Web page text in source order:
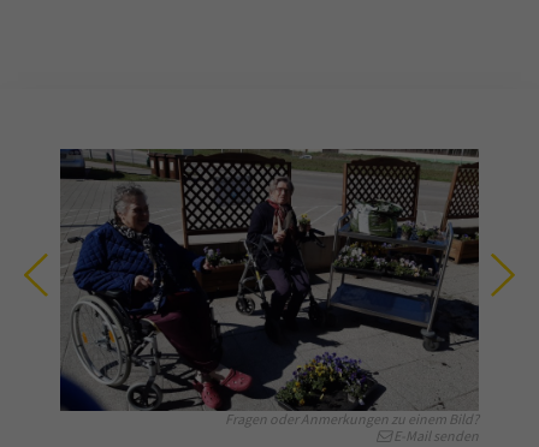
Fragen oder Anmerkungen zu einem Bild?
E-Mail senden